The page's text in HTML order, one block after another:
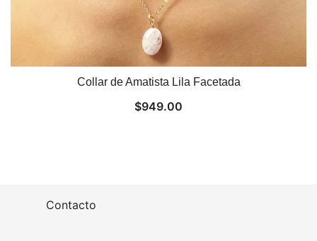
Collar de Amatista Lila Facetada
$949.00
Contacto